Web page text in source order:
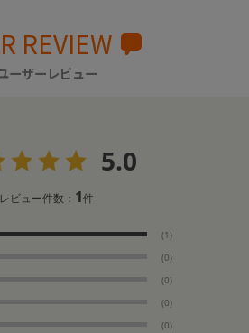
REVIEW
ーザーレビュー
5.0
レビュー件数： 1件
(1)
(0)
(0)
(0)
(0)